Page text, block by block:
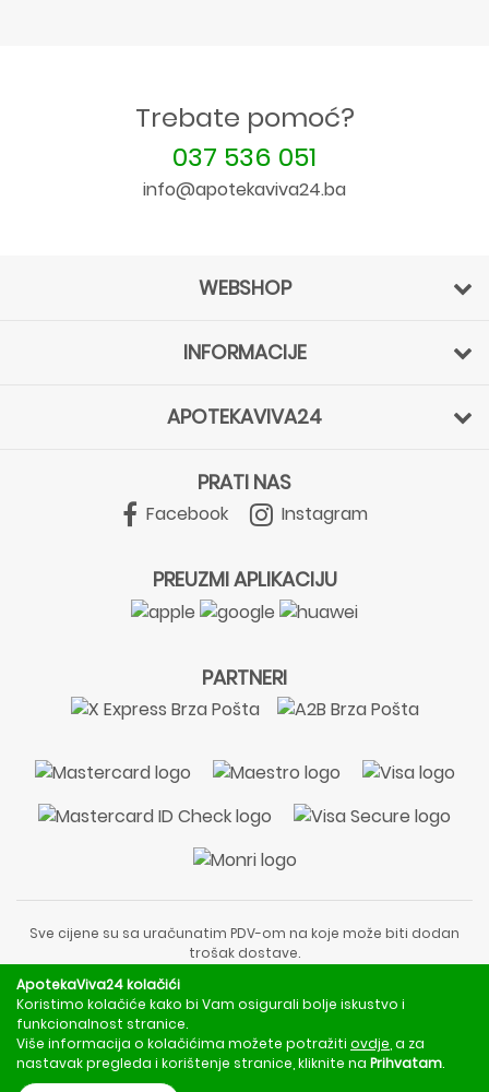
Trebate pomoć?
037 536 051
info@apotekaviva24.ba
WEBSHOP
INFORMACIJE
APOTEKAVIVA24
PRATI NAS
Facebook Instagram
PREUZMI APLIKACIJU
PARTNERI
Sve cijene su sa uračunatim PDV-om na koje može biti dodan
trošak dostave.
liječnički pregled ili savjet farmaceuta.
Za obavijesti o mjerama opreza, rizicima i nuspojavama
obratite se svom liječniku ili farmaceutu.
Copyright © 2020 - 2026 | ApotekaViva24 | Sva prava zadržava
ApotekaViva24 kolačići
Koristimo kolačiće kako bi Vam osigurali bolje iskustvo i
funkcionalnost stranice.
Više informacija o kolačićima možete potražiti ovdje , a za
nastavak pregleda i korištenje stranice, kliknite na Prihvatam.